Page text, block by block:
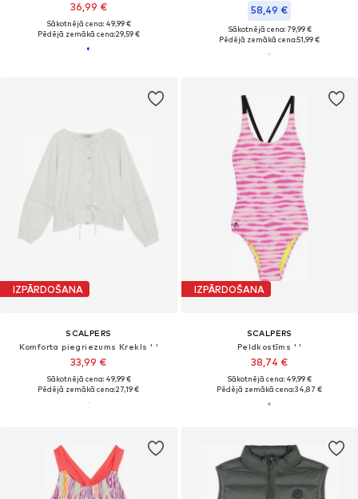
36,99 €
Sākotnējā cena: 49,99 €
Pēdējā zemākā cena:29,59 €
58,49 €
Sākotnējā cena: 79,99 €
Pēdējā zemākā cena:51,99 €
IZPĀRDOŠANA
SCALPERS
Komforta piegriezums Krekls ' '
33,99 €
Sākotnējā cena: 49,99 €
Pēdējā zemākā cena:27,19 €
IZPĀRDOŠANA
SCALPERS
Peldkostīms ' '
38,74 €
Sākotnējā cena: 49,99 €
Pēdējā zemākā cena:34,87 €